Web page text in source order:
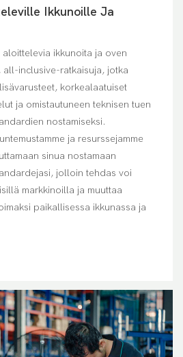
Ikkunoille Ja
ikkunoita ja oven
all-inclusive-ratkaisuja, jotka
korkealaatuiset
ja omistautuneen teknisen tuen
nostamiseksi.
ja resurssejamme
sinua nostamaan
jolloin tehdas voi
markkinoilla ja muuttaa
paikallisessa ikkunassa ja